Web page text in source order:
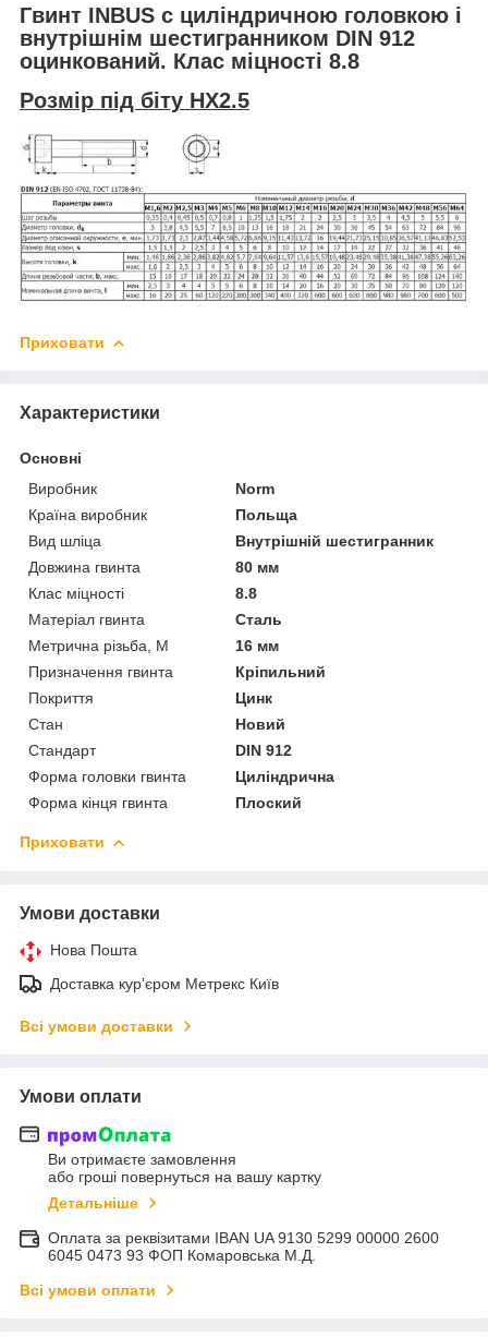
Гвинт INBUS c циліндричною головкою і
внутрішнім шестигранником DIN 912
оцинкований. Клас міцності 8.8
Розмір під біту HX2.5
Приховати
Характеристики
Основні
Виробник
Norm
Країна виробник
Польща
Вид шліца
Внутрішній шестигранник
Довжина гвинта
80 мм
Клас міцності
8.8
Матеріал гвинта
Сталь
Метрична різьба, М
16 мм
Призначення гвинта
Кріпильний
Покриття
Цинк
Стан
Новий
Стандарт
DIN 912
Форма головки гвинта
Циліндрична
Форма кінця гвинта
Плоский
Приховати
Умови доставки
Нова Пошта
Доставка курʼєром Метрекс Київ
Всі умови доставки
Умови оплати
Ви отримаєте замовлення
або гроші повернуться на вашу картку
Детальніше
Оплата за реквізитами IBAN UA 9130 5299 00000 2600
6045 0473 93 ФОП Комаровська М.Д.
Всі умови оплати